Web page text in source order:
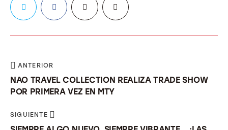
ANTERIOR
NAO TRAVEL COLLECTION REALIZA TRADE SHOW
POR PRIMERA VEZ EN MTY
SIGUIENTE